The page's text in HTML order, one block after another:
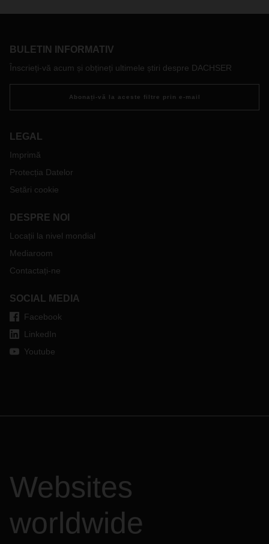
aibă și companiile și liderii acestora, pentru a putea traversa
BULETIN INFORMATIV
Înscrieți-vă acum și obțineți ultimele știri despre DACHSER
Abonați-vă la aceste filtre prin e-mail
LEGAL
Imprimă
Protecția Datelor
Setări cookie
DESPRE NOI
Locații la nivel mondial
Mediaroom
Contactați-ne
SOCIAL MEDIA
Facebook
LinkedIn
Youtube
Websites
worldwide